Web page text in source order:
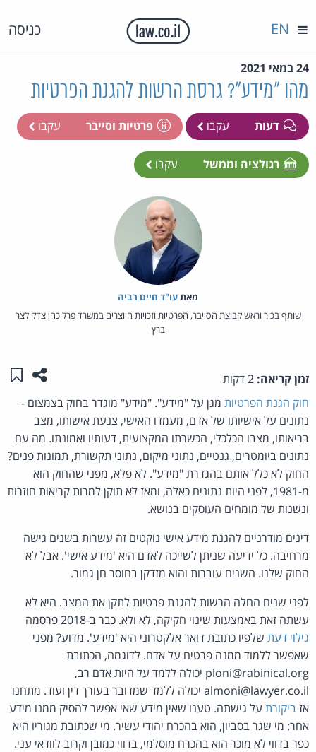
כניסה EN
24 במאי 2021
מהו "מידע"? גרסת הרשות להגנת הפרטיות
דעות עקבו פרטיות וסייבר עקבו
רגולציה וממשל עקבו
מאת‏עו"ד חיים רביה
שותף בכיר וראש קבוצת הסייבר, הפרטיות וזכויות היוצרים במשרד פרל כהן צדק לצר
ברץ
זמן קריאה: שתפו
חוק הגנת הפרטיות מגן על "מידע". "מידע" מוגדר בחוק בצמצום -
נתונים על אישיותו של אדם, מעמדו האישי, צנעת אישותו, מצב
בריאותו, מצבו הכלכלי, הכשרתו המקצועית, דעותיו ואמונתו. מה עם
נתונים ביומטרים, גנטיים, נתוני מיקום, נתוני תקשורת, תמונות פנים?
החוק לא כלל אותם בהגדרת "מידע". לא פלא, מפני שהחוק הוא
מ-1981, לפני היות נתונים כאלה, ומאז לא תוקן למרות קריאות חוזרות
ונשנות של מומחים העוסקים בנושא.
דינים מודרניים להגנת מידע אישי נוקטים זה עשרות בשנים גישה
מרחיבה. כל ידיעה שניתן לשייכה לאדם היא 'מידע אישי'. אבל לא
החוק שלנו. השנים עוברות והוא מזדקן בחוסר חן גמור.
לפני שנים החלה הרשות להגנת פרטיות לתקן את המצב. היא לא
עשתה זאת באמצעות שינוי חקיקה, לא ולא. כבר ב-2018 פרסמה
גילוי דעת שלפיו כתובת דואר אלקטרוני היא 'מידע'. מדוע? מפני
שאפשר ללמוד ממנה פרטים על אדם. לדוגמה, הכתובת
ploni@rabinical.org יכולה ללמד על היות אדם רב,
almoni@lawyer.co.il יכולה ללמד שמדובר בעורך דין ועוד. מתחנו
אזביקורת על גישתה. טענו שאין מידע שאי אפשר להסיק ממנו מידע
אחר: מי שגר בסביון, הוא בהכרח יהודי עשיר. מי שכתובת מגוריו היא
כפר בדווי לא מוכר הוא בהכרח מוסלמי, בדווי כמובן וקרוב לוודאי עני.